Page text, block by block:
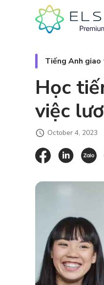
Tiếng Anh giao
Học
việc
October 4, 2023